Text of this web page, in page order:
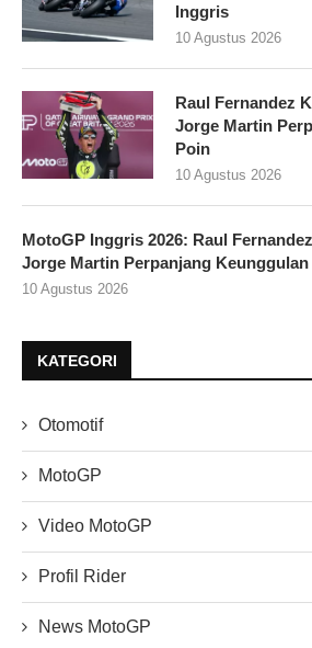
Inggris
10 Agustus 2026
Raul Fernandez
Jorge Martin
Poin
10 Agustus 2026
MotoGP Inggris 2026: Raul
Jorge Martin Perpanjang
10 Agustus 2026
KATEGORI
Otomotif
MotoGP
Video MotoGP
Profil Rider
News MotoGP